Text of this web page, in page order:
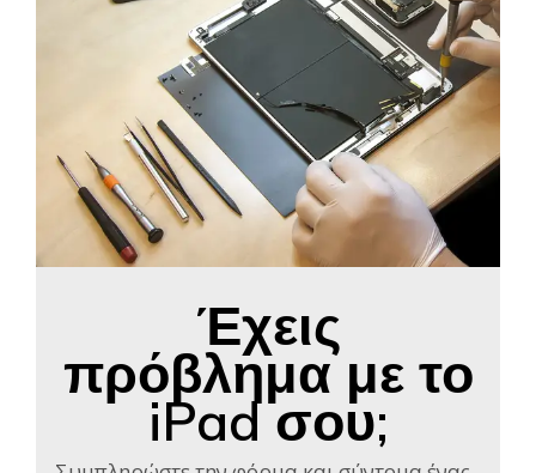
Έχεις
πρόβλημα με το
iPad σου;